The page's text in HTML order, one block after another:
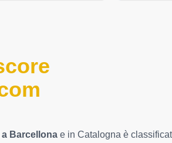
a Barcellona e in Catalogna è